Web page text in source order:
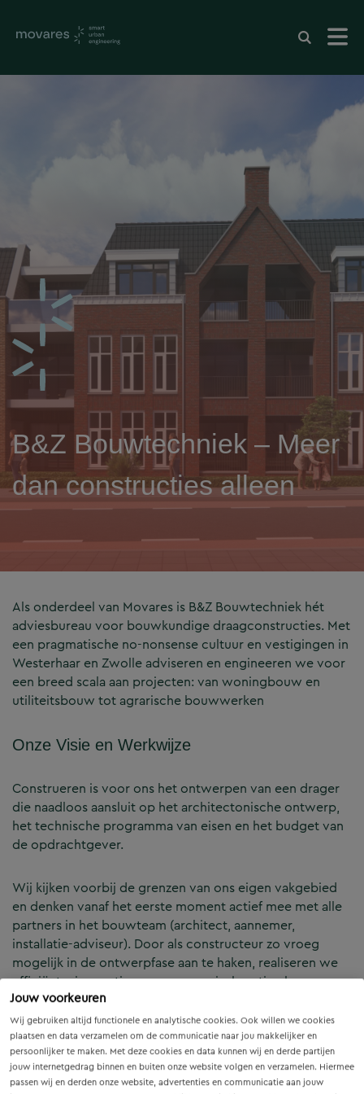
Jouw voorkeuren
Wij gebruiken altijd functionele en analytische cookies. Ook willen we cookies
plaatsen en data verzamelen om de communicatie naar jou makkelijker en
persoonlijker te maken. Met deze cookies en data kunnen wij en derde partijen
jouw internetgedrag binnen en buiten onze website volgen en verzamelen. Hiermee
passen wij en derden onze website, advertenties en communicatie aan jouw
B&Z Bouwtechniek – Meer
dan constructies alleen
Als onderdeel van Movares is B&Z Bouwtechniek hét
adviesbureau voor bouwkundige draagconstructies. Met
een pragmatische no-nonsense cultuur en vestigingen in
Westerhaar en Zwolle adviseren en engineeren we voor
een breed scala aan projecten: van woningbouw en
utiliteitsbouw tot agrarische bouwwerken
Onze Visie en Werkwijze
Construeren is voor ons het ontwerpen van een drager
die naadloos aansluit op het architectonische ontwerp,
het technische programma van eisen en het budget van
de opdrachtgever.
Wij kijken voorbij de grenzen van ons eigen vakgebied
en denken vanaf het eerste moment actief mee met alle
partners in het bouwteam (architect, aannemer,
installatie-adviseur). Door als constructeur zo vroeg
mogelijk in de ontwerpfase aan te haken, realiseren we
efficiënte, innovatieve en economisch optimale
constructies — voor zowel nieuwbouw als renovatie.
Onze Expertises en Activiteiten
B&Z Bouwtechniek verzorgt het volledige constructieve